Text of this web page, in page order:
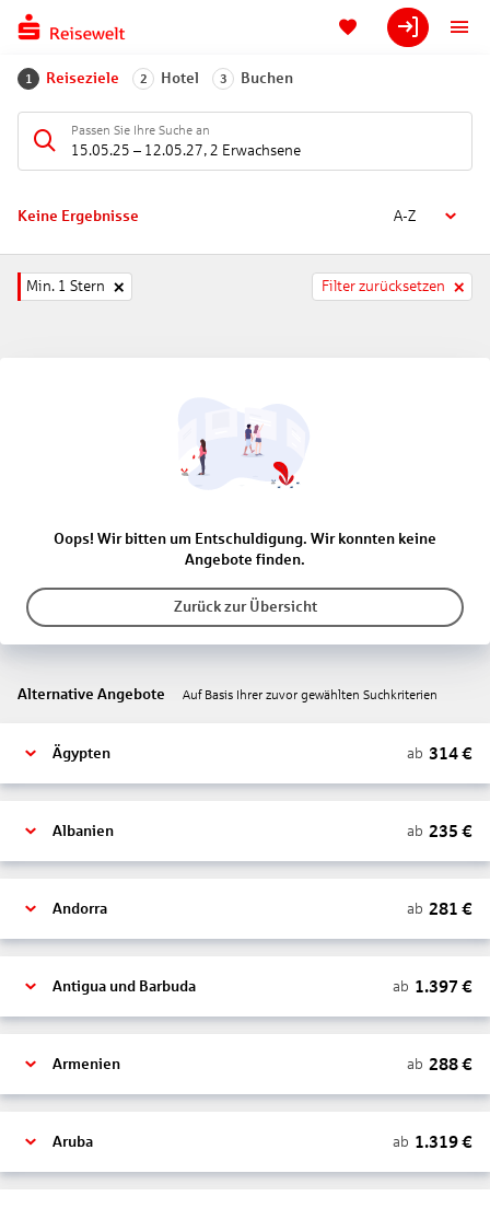
1 Reiseziele 2 Hotel 3 Buchen
Passen Sie Ihre Suche an
15.05.25 – 12.05.27, 2 Erwachsene
Keine Ergebnisse A-Z
Min. 1 Stern Filter zurücksetzen
Oops! Wir bitten um Entschuldigung. Wir konnten keine
Angebote finden.
Zurück zur Übersicht
Alternative Angebote Auf Basis Ihrer zuvor gewählten Suchkriterien
Ägypten ab 314€
Albanien ab 235 €
Andorra ab 281 €
Antigua und Barbuda ab 1.397 €
Armenien ab 288€
Aruba ab 1.319€